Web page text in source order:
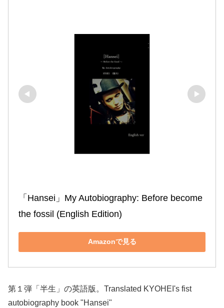
「Hansei」My Autobiography: Before become
the fossil (English Edition)
Amazonで見る
第１弾「半生」の英語版。Translated KYOHEI's fist
autobiography book "Hansei"